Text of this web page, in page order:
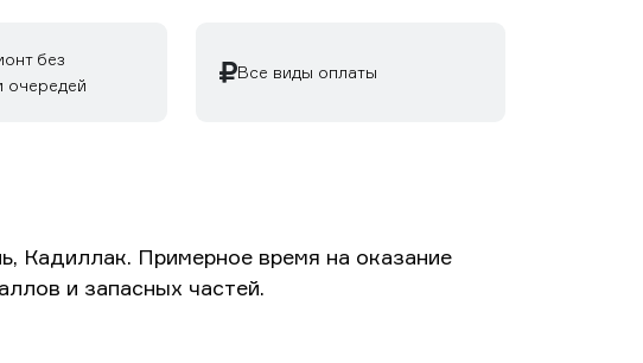
без
очередей
Все виды оплаты
Кадиллак. Примерное время на оказание
и запасных частей.